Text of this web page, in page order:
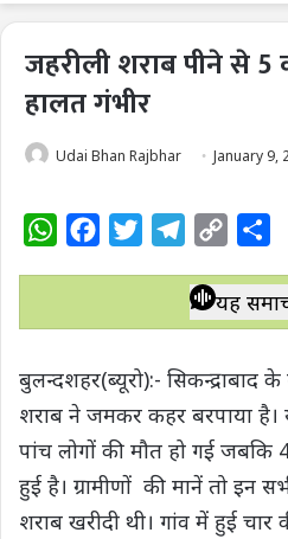
जहरीली शराब पीने से 5
हालत गंभीर
Udai Bhan Rajbhar January 9,
W
t
A
p
p
e
o
o
k
t
e
r
l
e
r
a
m
p
y
n
k
a
r
e
यह
बुलन्दशहर(ब्यूरो):- सिकन्द्राबाद
शराब ने जमकर कहर बरपाया है।
पांच लोगों की मौत हो गई जबकि
हुई है। ग्रामीणों की मानें तो इन
शराब खरीदी थी। गांव में हुई